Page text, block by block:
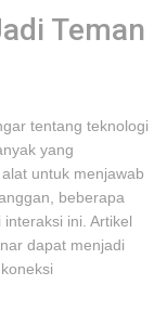
Teman
tentang teknologi
yang
untuk menjawab
beberapa
ini. Artikel
dapat menjadi